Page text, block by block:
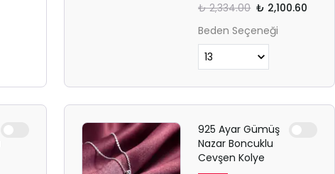
₺ 2,334.00 ₺ 2,100.60
Beden Seçeneği
925 Ayar Gümüş
Nazar Boncuklu
Cevşen Kolye